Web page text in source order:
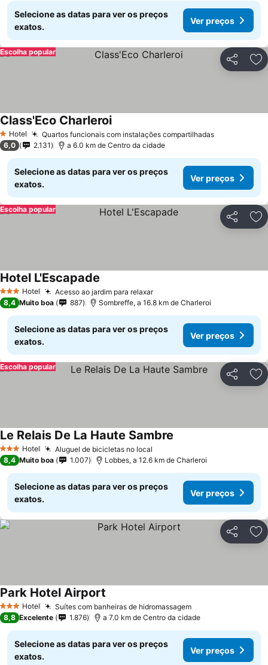
Selecione as datas para ver os preços
exatos.
Ver preços
Partilhar
Escolha popular
1 Estrelas
Hotel Quartos funcionais com instalações compartilhadas
Class'Eco Charleroi
6,0 2.131 a 6.0 km de Centro da cidade
Selecione as datas para ver os preços
exatos.
Ver preços
Partilhar
Escolha popular
3 EstrelasHotel Acesso ao jardim para relaxar
Hotel L'Escapade
8,4 Muito boa 887 Sombreffe, a 16.8 km de Charleroi
Selecione as datas para ver os preços
exatos.
Ver preços
Partilhar
Escolha popular
3 EstrelasHotel Aluguel de bicicletas no local
Le Relais De La Haute Sambre
8,4 Muito boa 1.007 Lobbes, a 12.6 km de Charleroi
Selecione as datas para ver os preços
exatos.
Ver preços
Partilhar
3 EstrelasHotel Suítes com banheiras de hidromassagem
Park Hotel Airport
8,8 Excelente 1.876 a 7.0 km de Centro da cidade
Selecione as datas para ver os preços
exatos.
Ver preços